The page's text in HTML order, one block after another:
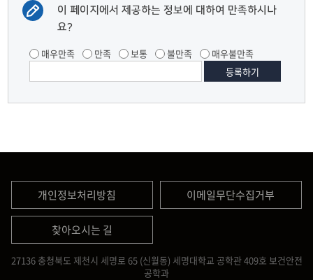
이 페이지에서 제공하는 정보에 대하여 만족하시나
요?
매우만족 만족 보통 불만족 매우불만족
개인정보처리방침 이메일무단수집거부
찾아오시는 길
27136 충청북도 제천시 세명로 65 (신월동) 세명대학교 공학관 409호 보건안전
공학과